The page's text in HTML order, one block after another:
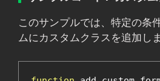
このサンプルでは、特定の条
ムにカスタムクラスを追加しま